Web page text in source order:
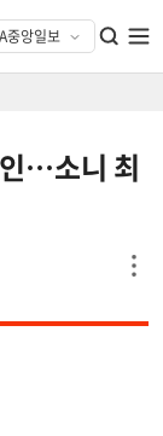
…소니 최